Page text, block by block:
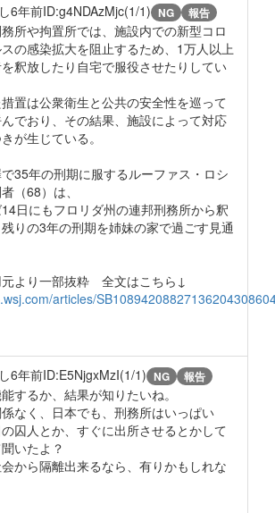
6年前ID:g4NDAzMjc(1/1) NG 報告
所や拘置所では、施設内での新型コロ
の感染拡大を阻止するため、1万人以上
釈放したり自宅で服役させたりしてい
置は公衆衛生と公共の安全性を巡って
でおり、その結果、施設によって対応
が生じている。
35年の刑期に服するルーファス・ロシ
（68）は、
日にもフロリダ州の連邦刑務所から釈
りの3年の刑期を姉妹の家で過ごす見通
元より一部抜粋 全文はこちら↓
articles/
6年前ID:E5NjgxMzI(1/1) NG 報告
するか、結果が知りたいね。
なく、日本でも、刑務所はいっぱい
囚人とか、すぐに出所させるとかして
いたよ？
から隔離出来るなら、有りかもしれな